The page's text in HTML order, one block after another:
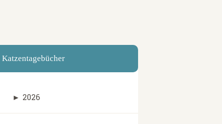
Katzentagebücher
► 2026